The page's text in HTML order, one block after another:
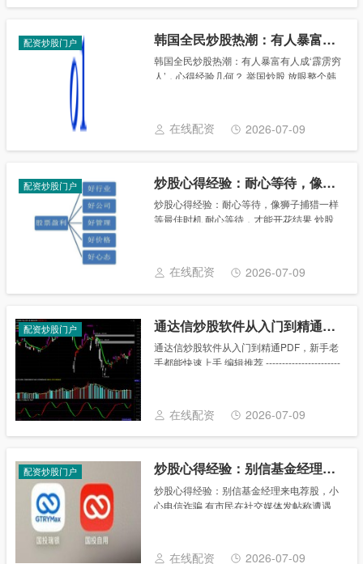
配资炒股门户 韩国全民炒股热潮：有人暴富有人成‘霹雳穷人’，心得经验几何？
韩国全民炒股热潮：有人暴富有人成‘霹雳穷
人’，心得经验几何？ 举国炒股 放眼整个韩
一个新词汇：벼락거지（霹雳穷人），
即......
在线配资 2026-07-09
配资炒股门户 炒股心得经验：耐心等待，像狮子捕猎一样等最佳时机
炒股心得经验：耐心等待，像狮子捕猎一样
等最佳时机 耐心等待，才能开花结果 炒股
才采取行动。俗话说条条道路通罗马，这里
的“......
在线配资 2026-07-09
配资炒股门户 通达信炒股软件从入门到精通PDF，新手老手都能快速上手
通达信炒股软件从入门到精通PDF，新手老
手都能快速上手 编辑推荐 -----------------------
在线配资 2026-07-09
配资炒股门户 炒股心得经验：别信基金经理来电荐股，小心电信诈骗
炒股心得经验：别信基金经理来电荐股，小
心电信诈骗 有市民在社交媒体发帖称遭遇
子假称正规金融机构国投瑞银基金公司的基
在线配资 2026-07-09